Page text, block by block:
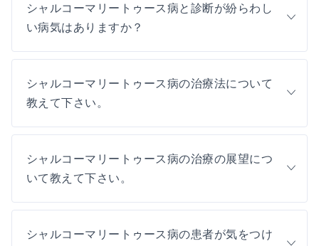
シャルコーマリートゥース病と診断が紛らわし
い病気はありますか？
シャルコーマリートゥース病の治療法について
教えて下さい。
シャルコーマリートゥース病の治療の展望につ
いて教えて下さい。
シャルコーマリートゥース病の患者が気をつけ